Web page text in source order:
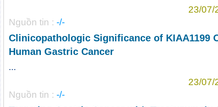
23/07/
Nguồn tin : -/-
Clinicopathologic Significance of KIAA1199
Human Gastric Cancer
...
23/07/
Nguồn tin : -/-